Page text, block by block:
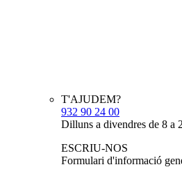
T'AJUDEM?
932 90 24 00
Dilluns a divendres de 8 a
ESCRIU-NOS
Formulari d'informació